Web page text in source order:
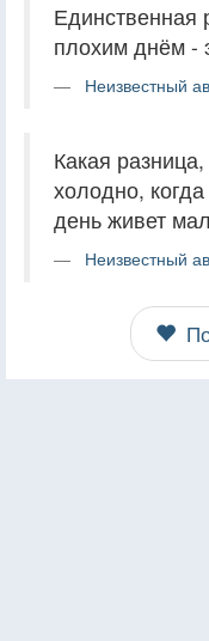
Единственная
плохим днём -
Неизвестный
Какая
холодно,
день живет
Неизвестный